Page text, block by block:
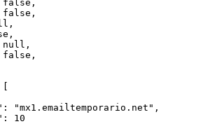
"mx1.emailtemporario.net",
10